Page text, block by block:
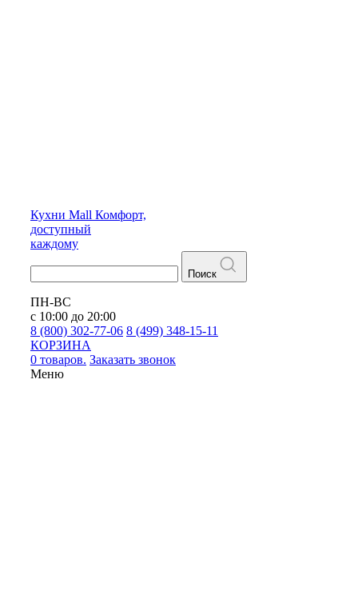
Кухни Mall Комфорт,
доступный
каждому
Поиск
ПН-ВС
с 10:00 до 20:00
8 (800) 302-77-06 8 (499) 348-15-11
КОРЗИНА
0 товаров. Заказать звонок
Меню